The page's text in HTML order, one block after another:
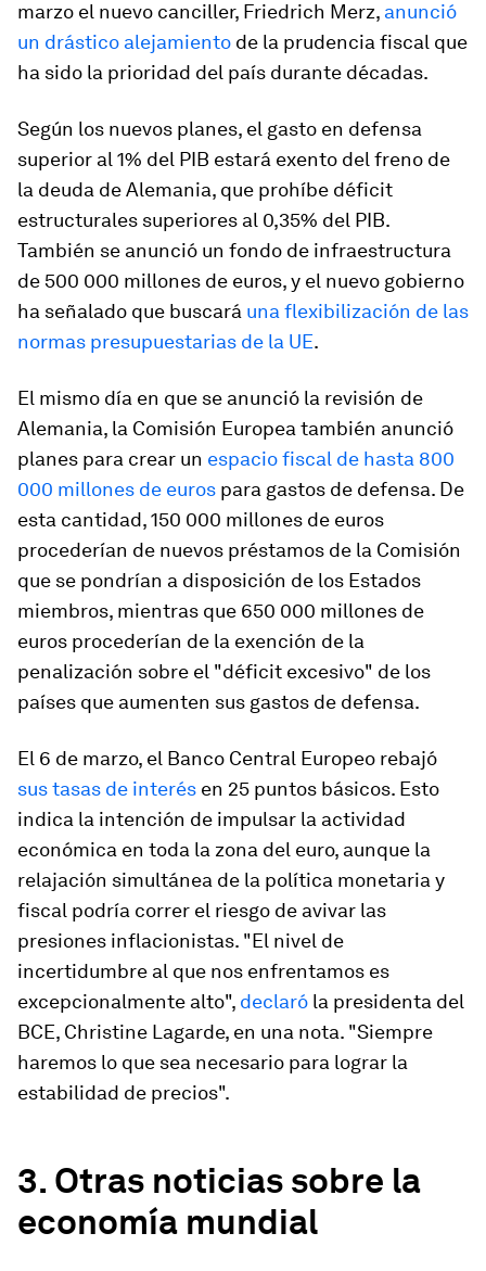
marzo el nuevo canciller, Friedrich Merz, anunció
un drástico alejamiento de la prudencia fiscal que
ha sido la prioridad del país durante décadas.
Según los nuevos planes, el gasto en defensa
superior al 1% del PIB estará exento del freno de
la deuda de Alemania, que prohíbe déficit
estructurales superiores al 0,35% del PIB.
También se anunció un fondo de infraestructura
de 500 000 millones de euros, y el nuevo gobierno
ha señalado que buscará una flexibilización de las
normas presupuestarias de la UE.
El mismo día en que se anunció la revisión de
Alemania, la Comisión Europea también anunció
planes para crear un espacio fiscal de hasta 800
000 millones de euros para gastos de defensa. De
esta cantidad, 150 000 millones de euros
procederían de nuevos préstamos de la Comisión
que se pondrían a disposición de los Estados
miembros, mientras que 650 000 millones de
euros procederían de la exención de la
penalización sobre el "déficit excesivo" de los
países que aumenten sus gastos de defensa.
El 6 de marzo, el Banco Central Europeo rebajó
sus tasas de interés en 25 puntos básicos. Esto
indica la intención de impulsar la actividad
económica en toda la zona del euro, aunque la
relajación simultánea de la política monetaria y
fiscal podría correr el riesgo de avivar las
presiones inflacionistas. "El nivel de
incertidumbre al que nos enfrentamos es
excepcionalmente alto", declaró la presidenta del
BCE, Christine Lagarde, en una nota. "Siempre
haremos lo que sea necesario para lograr la
estabilidad de precios".
3. Otras noticias sobre la
economía mundial